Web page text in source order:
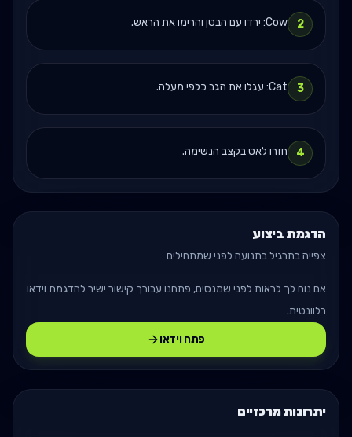
2 Cow: ירדו עם הבטן והרימו את הראש.
3 Cat: עגלו את הגב כלפי מעלה.
4 חזרו לאט בקצב הנשימה.
הדגמת ביצוע
צפייה בתרגיל בתנועה לפני שמתחילים
אם נוח לך לראות לפני שמנסים, פתחנו עבורך קישור ישיר להדגמת וידאו
רלוונטית.
פתח וידאו
יתרונות מרכזיים